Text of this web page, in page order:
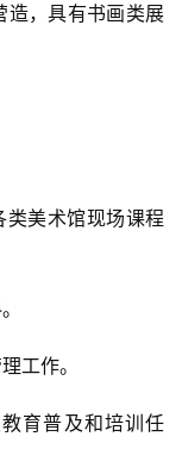
造，具有书画类展
类美术馆现场课程
工作。
育普及和培训任